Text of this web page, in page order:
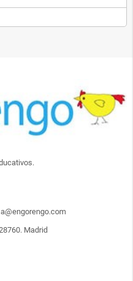
Madrid